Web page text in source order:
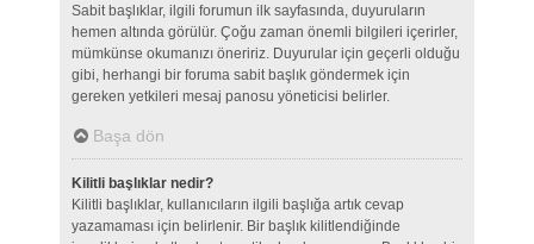
Sabit başlıklar, ilgili forumun ilk sayfasında, duyuruların
hemen altında görülür. Çoğu zaman önemli bilgileri içerirler,
mümkünse okumanızı öneririz. Duyurular için geçerli olduğu
gibi, herhangi bir foruma sabit başlık göndermek için
gereken yetkileri mesaj panosu yöneticisi belirler.
Başa dön
Kilitli başlıklar nedir?
Kilitli başlıklar, kullanıcıların ilgili başlığa artık cevap
yazamaması için belirlenir. Bir başlık kilitlendiğinde